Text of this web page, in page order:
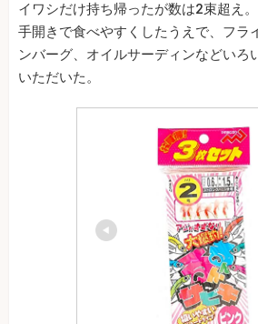
イワシだけ持ち帰ったが数は2束超え
手開きで食べやすくしたうえで、フラ
ンバーグ、オイルサーディンなどいろ
いただいた。